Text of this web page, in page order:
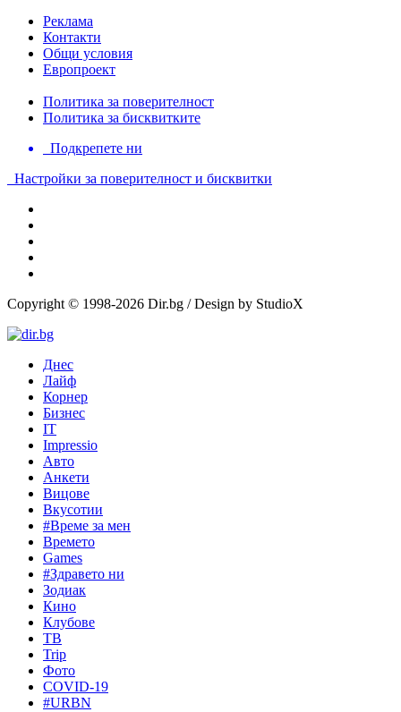
Реклама
Контакти
Общи условия
Европроект
Политика за поверителност
Политика за бисквитките
Подкрепете ни
Настройки за поверителност и бисквитки
Copyright © 1998-2026 Dir.bg / Design by StudioX
Днес
Лайф
Корнер
Бизнес
IT
Impressio
Авто
Анкети
Вицове
Вкусотии
#Време за мен
Времето
Games
#Здравето ни
Зодиак
Кино
Клубове
ТВ
Trip
Фото
COVID-19
#URBN